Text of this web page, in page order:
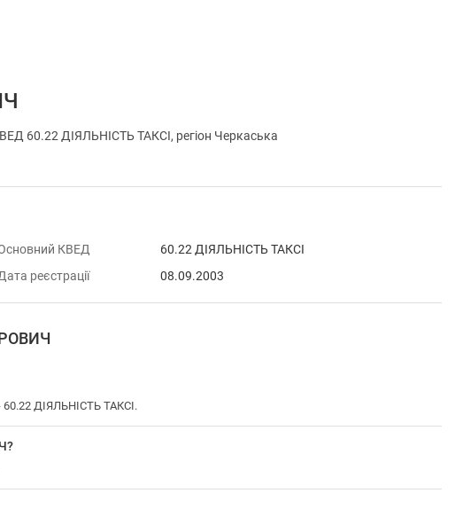
ДІЯЛЬНІСТЬ ТАКСІ, регіон Черкаська
КВЕД
60.22 ДІЯЛЬНІСТЬ ТАКСІ
реєстрації 08.09.2003
ДІЯЛЬНІСТЬ ТАКСІ.